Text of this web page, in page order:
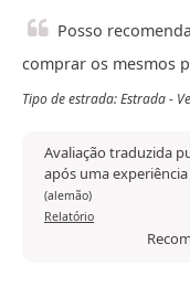
Posso
comprar os mesmos
Tipo de estrada: Estrada -
Avaliação traduzida
após uma
(alemão)
Relatório